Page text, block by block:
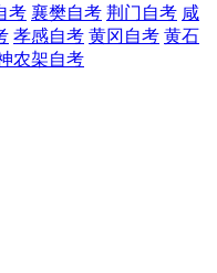
考 襄樊自考 荆门自考 咸
孝感自考 黄冈自考 黄石
农架自考